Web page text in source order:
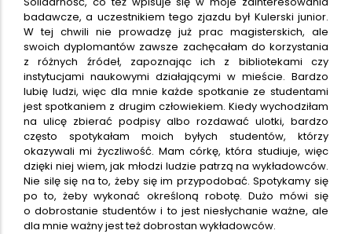
badawcze, a uczestnikiem tego zjazdu był Kulerski junior.
W tej chwili nie prowadzę już prac magisterskich, ale
swoich dyplomantów zawsze zachęcałam do korzystania
z różnych źródeł, zapoznając ich z bibliotekami czy
instytucjami naukowymi działającymi w mieście. Bardzo
lubię ludzi, więc dla mnie każde spotkanie ze studentami
jest spotkaniem z drugim człowiekiem. Kiedy wychodziłam
na ulicę zbierać podpisy albo rozdawać ulotki, bardzo
często spotykałam moich byłych studentów, którzy
okazywali mi życzliwość. Mam córkę, która studiuje, więc
dzięki niej wiem, jak młodzi ludzie patrzą na wykładowców.
Nie silę się na to, żeby się im przypodobać. Spotykamy się
po to, żeby wykonać określoną robotę. Dużo mówi się
o dobrostanie studentów i to jest niesłychanie ważne, ale
dla mnie ważny jest też dobrostan wykładowców.